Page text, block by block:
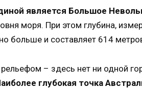
является Большое
моря. При этом глубина,
больше и составляет 614
– здесь нет ни одной
глубокая точка